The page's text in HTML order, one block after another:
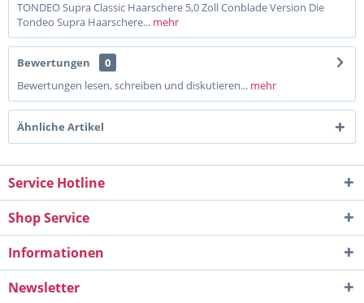
TONDEO Supra Classic Haarschere 5,0 Zoll Conblade Version Die
Tondeo Supra Haarschere... mehr
Bewertungen
0
Bewertungen lesen, schreiben und diskutieren... mehr
Ähnliche Artikel
Service Hotline
Shop Service
Informationen
Newsletter